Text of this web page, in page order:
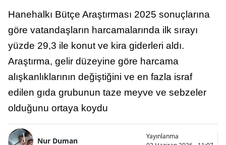
Hanehalkı Bütçe Araştırması 2025 sonuçlarına
göre vatandaşların harcamalarında ilk sırayı
yüzde 29,3 ile konut ve kira giderleri aldı.
Araştırma, gelir düzeyine göre harcama
alışkanlıklarının değiştiğini ve en fazla israf
edilen gıda grubunun taze meyve ve sebzeler
olduğunu ortaya koydu
Nur Duman
Yayınlanma